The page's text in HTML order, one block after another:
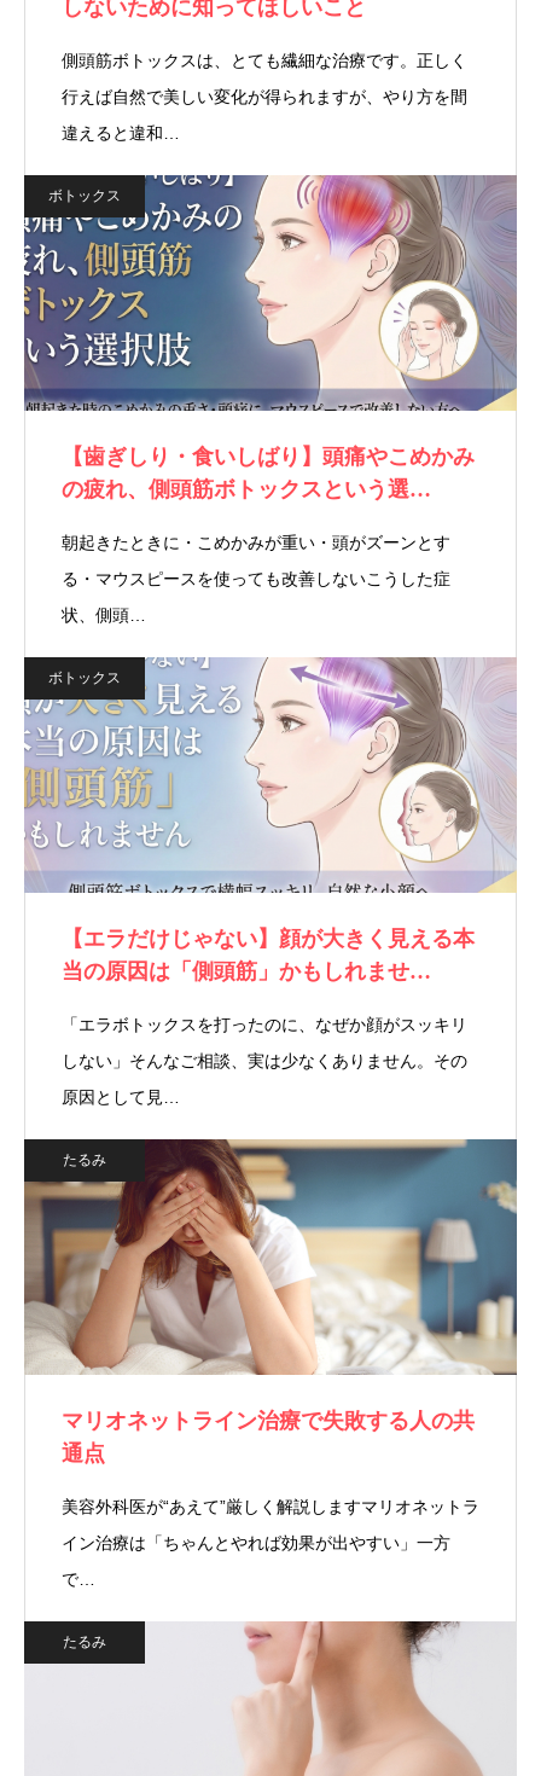
しないために知ってほしいこと
側頭筋ボトックスは、とても繊細な治療です。正しく
行えば自然で美しい変化が得られますが、やり方を間
違えると違和…
ボトックス
【歯ぎしり・食いしばり】頭痛やこめかみ
の疲れ、側頭筋ボトックスという選…
朝起きたときに・こめかみが重い・頭がズーンとす
る・マウスピースを使っても改善しないこうした症
状、側頭…
ボトックス
【エラだけじゃない】顔が大きく見える本
当の原因は「側頭筋」かもしれませ…
「エラボトックスを打ったのに、なぜか顔がスッキリ
しない」そんなご相談、実は少なくありません。その
原因として見…
たるみ
マリオネットライン治療で失敗する人の共
通点
美容外科医が“あえて”厳しく解説しますマリオネットラ
イン治療は「ちゃんとやれば効果が出やすい」一方
で…
たるみ